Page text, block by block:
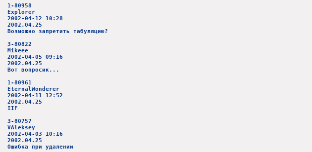
1-80958
Explorer
2002-04-12 10:28
2002.04.25
Возможно запретить табуляцию?
3-80822
Mikeee
2002-04-05 09:16
2002.04.25
Вот вопросик...
1-80961
EternalWonderer
2002-04-11 12:52
2002.04.25
IIF
3-80757
VAleksey
2002-04-03 10:16
2002.04.25
Ошибка при удалении